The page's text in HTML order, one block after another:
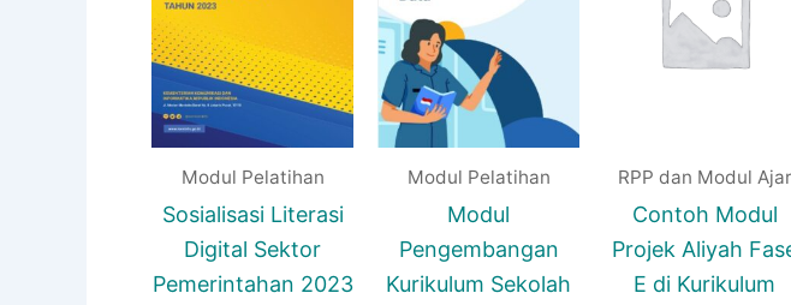
Modul Pelatihan
Sosialisasi Literasi
Digital Sektor
Pemerintahan 2023
Modul Pelatihan
Modul
Pengembangan
Kurikulum Sekolah
RPP dan Modul Ajar
Contoh Modul
Projek Aliyah
E di Kurikulum